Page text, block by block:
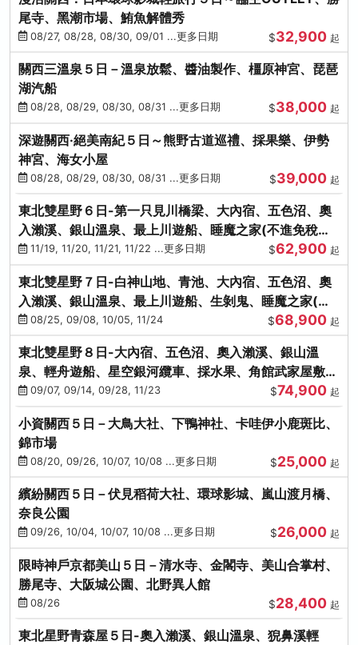
尾寺、黑潮市場、鮪魚解體秀
08/27, 08/28, 08/30, 09/01 ...更多日期 $32,900 起
關西三溫泉５日－溫泉放鬆、醬油製作、橿原神宮、琵琶
湖汽船
08/28, 08/29, 08/30, 08/31 ...更多日期 $38,000 起
深遊關西·絕美南紀５日～熊野古道巡禮、採果樂、伊勢
神宮、海女小屋
08/28, 08/29, 08/30, 08/31 ...更多日期 $39,000 起
東北雙星野６日-第一只見川橋梁、大內宿、五色沼、奧
入瀨溪、銀山溫泉、最上川遊船、睡魔之家(不進免稅店)
(仙/青)
11/19, 11/20, 11/21, 11/22 ...更多日期 $62,900 起
東北雙星野７日-白神山地、青池、大內宿、五色沼、奧
入瀨溪、銀山溫泉、最上川遊船、生剝鬼、睡魔之家(不
進免稅店)(仙/青)
08/25, 09/08, 10/05, 11/24 $68,900 起
東北雙星野８日-大內宿、五色沼、奧入瀨溪、銀山溫
泉、輕舟遊船、星空銀河纜車、採水果、角館武家屋敷
(不進免稅店)(仙/青)
09/07, 09/14, 09/28, 11/23 $74,900 起
小資關西５日－大鳥大社、下鴨神社、卡哇伊小鹿斑比、
錦市場
08/20, 09/26, 10/07, 10/08 ...更多日期 $25,000 起
繽紛關西５日－伏見稻荷大社、環球影城、嵐山渡月橋、
奈良公園
09/26, 10/04, 10/07, 10/08 ...更多日期 $26,000 起
限時神戶京都美山５日－清水寺、金閣寺、美山合掌村、
勝尾寺、大阪城公園、北野異人館
08/26 $28,400 起
東北星野青森屋５日-奧入瀨溪、銀山溫泉、猊鼻溪輕